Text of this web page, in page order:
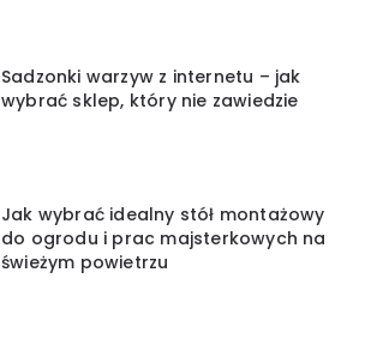
Sadzonki warzyw z internetu – jak
wybrać sklep, który nie zawiedzie
Jak wybrać idealny stół montażowy
do ogrodu i prac majsterkowych na
świeżym powietrzu